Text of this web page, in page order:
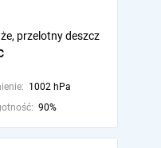
przelotny deszcz
1002 hPa
90%